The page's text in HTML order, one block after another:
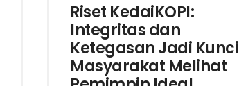
Riset KedaiKOPI:
Integritas dan
Ketegasan Jadi Kunci
Masyarakat Melihat